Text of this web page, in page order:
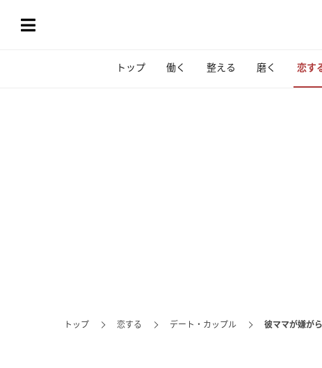
トップ 働く 整える 磨く 恋す
トップ 恋する デート・カップル 彼ママが嫌が